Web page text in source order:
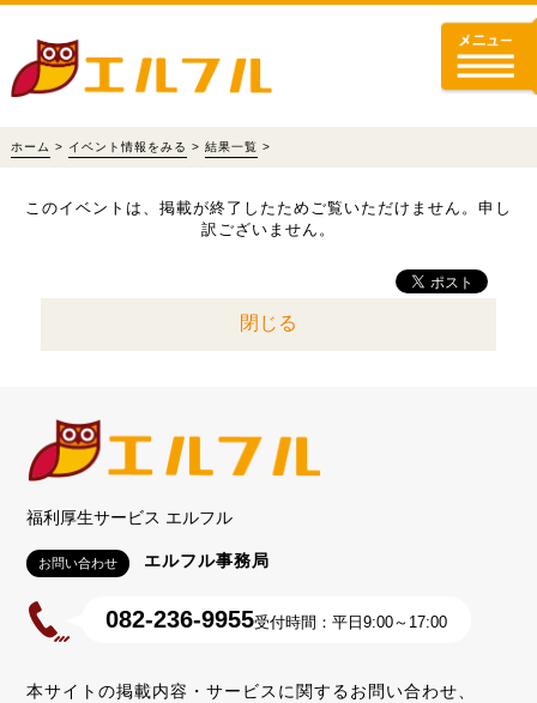
ホーム > イベント情報をみる > 結果一覧 >
このイベントは、掲載が終了したためご覧いただけません。申し
訳ございません。
閉じる
福利厚生サービス エルフル
お問い合わせ エルフル事務局
082-236-9955受付時間：平日9:00～17:00
本サイトの掲載内容・サービスに関するお問い合わせ、